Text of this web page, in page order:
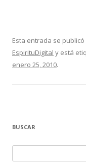
Esta entrada se publicó
EspirituDigital y está
enero 25, 2010.
BUSCAR